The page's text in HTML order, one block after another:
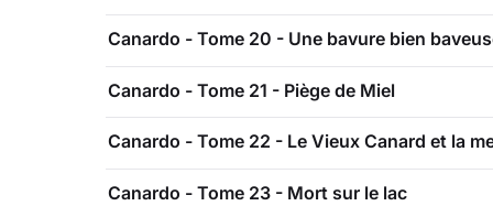
Canardo - Tome 20 - Une bavure bien
Canardo - Tome 21 - Piège de Miel
Canardo - Tome 22 - Le Vieux Canard et la
Canardo - Tome 23 - Mort sur le lac